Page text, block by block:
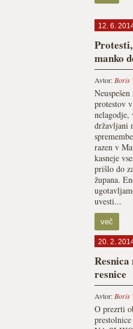
12. 6.
manko
Avtor: Boris
protestov
nelagodje,
državljani
razen v
kasneje
prišlo do
župana.
uvesti...
več
20. 2.
Resnica
resnice
Avtor: Boris
O prezrti